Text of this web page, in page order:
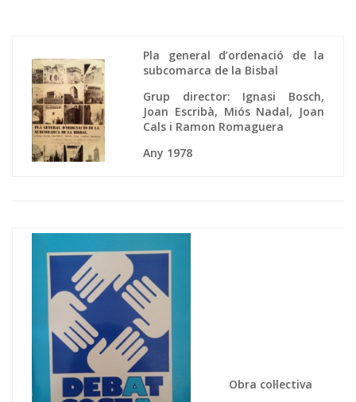
Pla general d’ordenació de la
subcomarca de la Bisbal
Grup director: Ignasi Bosch,
Joan Escribà, Miós Nadal, Joan
Cals i Ramon Romaguera
Any 1978
Obra col·lectiva